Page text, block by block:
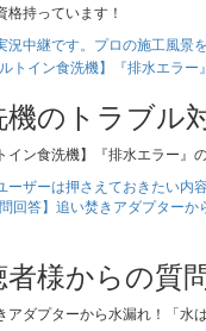
格持っています！
況中継です。プロの施工風景
のトラブル
イン食洗機】『排水エラー』
ーザーは押さえておきたい内
様からの質
アダプターから水漏れ！「水